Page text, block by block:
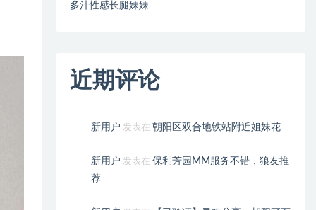
多汁性感长腿妹妹
近期评论
新用户 发表在朝阳区双合地铁站附近姐妹花
新用户 发表在保利芳园MM服务不错，狼友推
荐